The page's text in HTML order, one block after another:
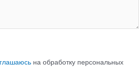
на обработку персональных